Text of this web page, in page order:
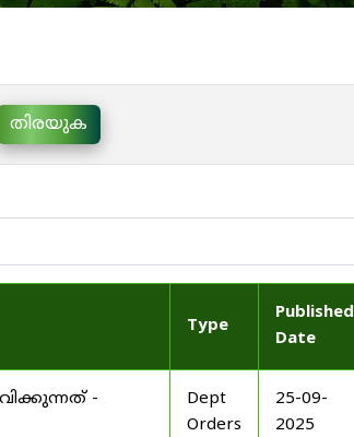
തിരയുക
Type
Published
Date
-
Dept
Orders
25-09-
2025